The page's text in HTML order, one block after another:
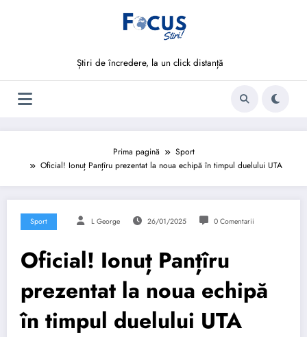
Știri de încredere, la un click distanță
Prima pagină
Sport
Oficial! Ionuț Panțîru prezentat la noua echipă în timpul duelului UTA
Sport L George 26/01/2025 0 Comentarii
Oficial! Ionuț Panțîru
prezentat la noua echipă
în timpul duelului UTA